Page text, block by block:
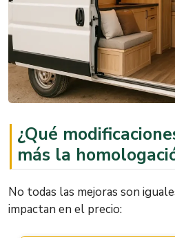
¿Qué
más la
No todas las mejoras son
impactan en el precio: